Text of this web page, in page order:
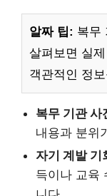
알짜 팁: 복무
살펴보면 실
객관적인 정
복무 기관 사
내용과 분위
자기 계발 기
득이나 교육